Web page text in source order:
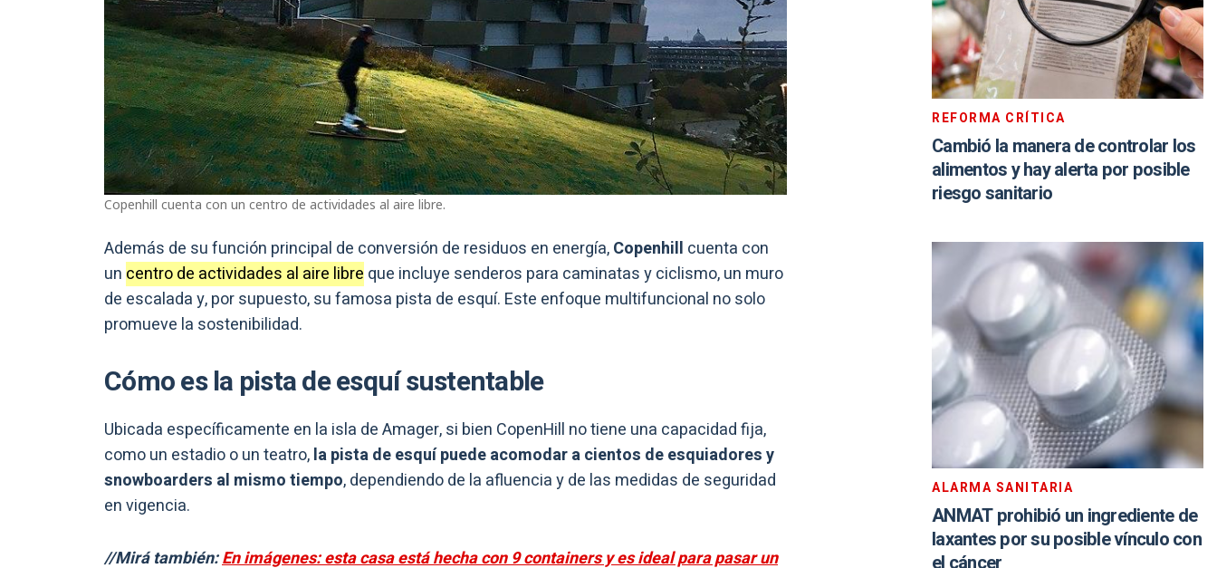
Copenhill cuenta con un centro de actividades al aire libre.
Además de su función principal de conversión de residuos en energía,Copenhill cuenta con
un centro de actividades al aire libre que incluye senderos para caminatas y ciclismo, un muro
de escalada y, por supuesto, su famosa pista de esquí. Este enfoque multifuncional no solo
promueve la sostenibilidad.
Cómo es la pista de esquí sustentable
Ubicada específicamente en la isla de Amager, si bien CopenHill no tiene una capacidad fija,
como un estadio o un teatro,la pista de esquí puede acomodar a cientos de esquiadores y
snowboarders al mismo tiempo, dependiendo de la afluencia y de las medidas de seguridad
en vigencia.
//Mirá también:En imágenes: esta casa está hecha con 9 containers y es ideal para pasar un
REFORMA CRÍTICA
Cambió la manera de controlar los
alimentos y hay alerta por posible
riesgo sanitario
ALARMA SANITARIA
ANMAT prohibió un ingrediente de
laxantes por su posible vínculo con